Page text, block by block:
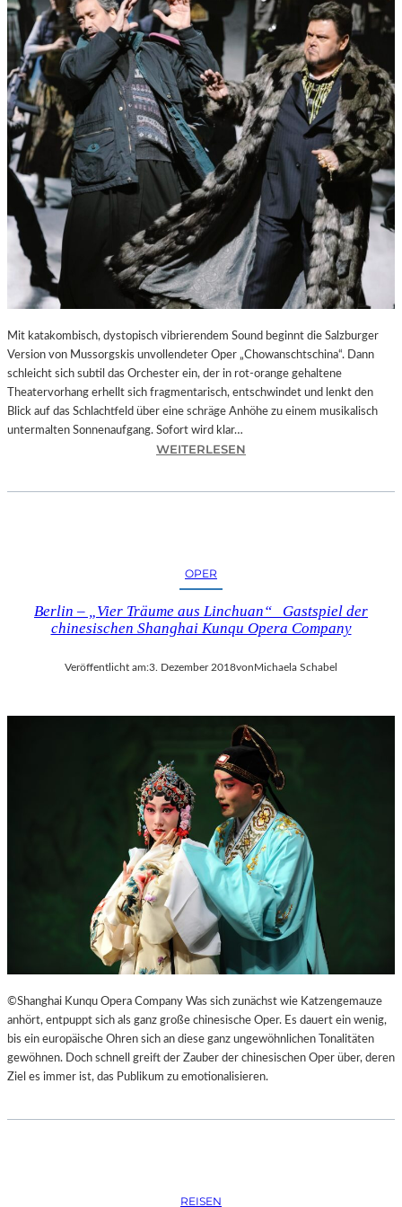
E
T
A
D
T
Z
U
M
D
E
C
K
E
Mit katakombisch, dystopisch vibrierendem Sound beginnt die Salzburger
Version von Mussorgskis unvollendeter Oper „Chowanschtschina“. Dann
schleicht sich subtil das Orchester ein, der in rot-orange gehaltene
Theatervorhang erhellt sich fragmentarisch, entschwindet und lenkt den
Blick auf das Schlachtfeld über eine schräge Anhöhe zu einem musikalisch
untermalten Sonnenaufgang. Sofort wird klar…
WEITERLESEN
–
M
D
S
T
M
U
S
S
O
R
G
S
K
I
S
„
C
H
O
W
A
N
OPER
Berlin – „Vier Träume aus Linchuan“ Gastspiel der
chinesischen Shanghai Kunqu Opera Company
Veröffentlicht am:3. Dezember 2018von Michaela Schabel
©Shanghai Kunqu Opera Company Was sich zunächst wie Katzengemauze
anhört, entpuppt sich als ganz große chinesische Oper. Es dauert ein wenig,
bis ein europäische Ohren sich an diese ganz ungewöhnlichen Tonalitäten
gewöhnen. Doch schnell greift der Zauber der chinesischen Oper über, deren
Ziel es immer ist, das Publikum zu emotionalisieren.
REISEN